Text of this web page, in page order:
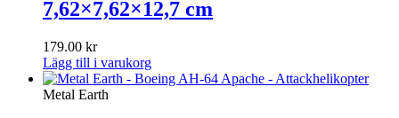
7,62×7,62×12,7 cm
179.00 kr
Lägg till i varukorg
Metal Earth